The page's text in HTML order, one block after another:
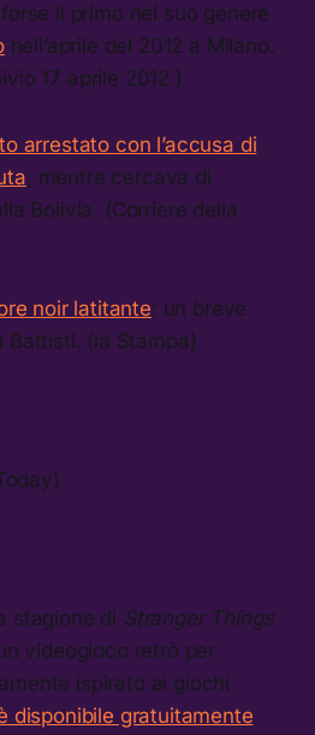
il primo nel suo genere
nell’aprile del 2012 a Milano.
17 aprile 2012 )
arrestato con l’accusa di
, mentre cercava di
Bolivia. (Corriere della
noir latitante: un breve
Battisti. (la Stampa)
stagione di Stranger Things
videogioco retrò per
ispirato ai giochi
disponibile gratuitamente